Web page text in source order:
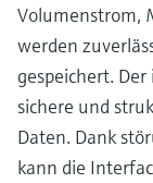
Volumenstrom,
werden
gespeichert.
sichere und
Daten. Dank
kann die